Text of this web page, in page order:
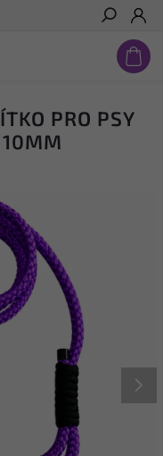
Hledat
PRO PSY